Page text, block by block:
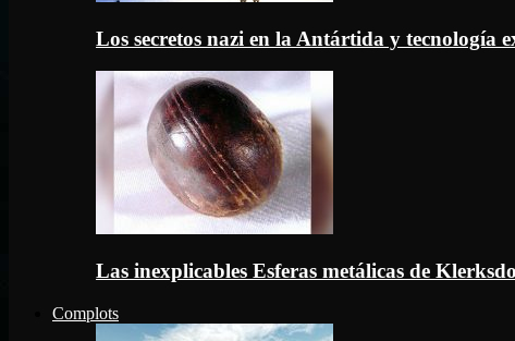
Los secretos nazi en la Antártida y tecnología
Las inexplicables Esferas metálicas de
Complots